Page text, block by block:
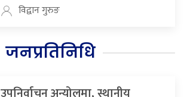
विद्वान गुरुङ
जनप्रतिनिधि